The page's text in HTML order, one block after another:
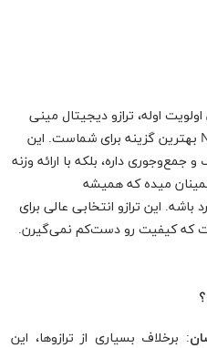
اوله، ترازو دیجیتال مینی
بلند پرک (Blend Perk) مدل N-02 بهترین گزینه برای شماست. این
جمع‌وجوری داره، بلکه با ارائه وزنه
اطمینان میده که همیشه
باشه. این ترازو انتخابی عالی برای
که کیفیت رو دست‌کم نمی‌گیرن.
: برخلاف بسیاری از ترازوها، این